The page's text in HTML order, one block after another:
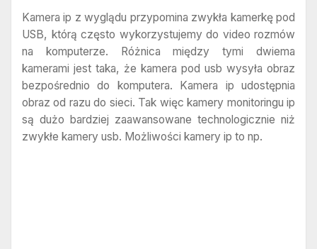
Kamera ip z wyglądu przypomina zwykła kamerkę pod
USB, którą często wykorzystujemy do video rozmów
na komputerze. Różnica między tymi dwiema
kamerami jest taka, że kamera pod usb wysyła obraz
bezpośrednio do komputera. Kamera ip udostępnia
obraz od razu do sieci. Tak więc kamery monitoringu ip
są dużo bardziej zaawansowane technologicznie niż
zwykłe kamery usb. Możliwości kamery ip to np.